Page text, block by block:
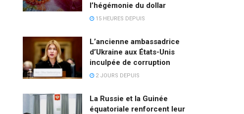
l’hégémonie du dollar
15 HEURES DEPUIS
L’ancienne ambassadrice
d’Ukraine aux États-Unis
inculpée de corruption
2 JOURS DEPUIS
La Russie et la Guinée
équatoriale renforcent leur